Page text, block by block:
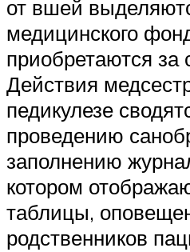
от вшей
медицинского
приобретаются за
Действия
педикулезе
проведению
заполнению
котором
таблицы,
родственников